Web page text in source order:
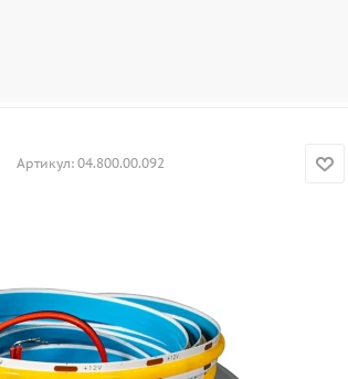
Артикул: 04.800.00.092